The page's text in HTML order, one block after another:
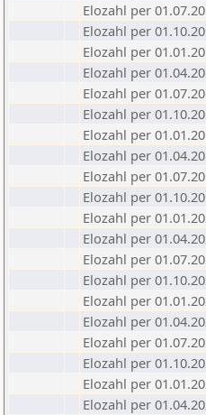
Elozahl per
Elozahl per
Elozahl per
Elozahl per
Elozahl per
Elozahl per
Elozahl per
Elozahl per
Elozahl per
Elozahl per
Elozahl per
Elozahl per
Elozahl per
Elozahl per
Elozahl per
Elozahl per
Elozahl per
Elozahl per
Elozahl per
Elozahl per